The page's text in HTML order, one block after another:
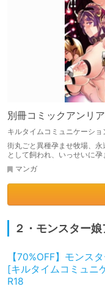
別冊コミックアンリ
キルタイムコミュニケーショ
街丸ごと異種孕ませ牧場、
として飼われ、いっせいに
マンガ
２・モンスター
【70%OFF】モンス
[キルタイムコミュニ
R18